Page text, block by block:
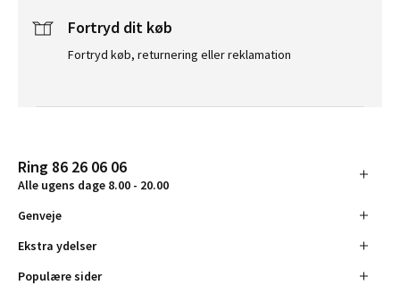
Fortryd dit køb
Fortryd køb, returnering eller reklamation
Ring 86 26 06 06
Alle ugens dage 8.00 - 20.00
Genveje
Ekstra ydelser
Populære sider